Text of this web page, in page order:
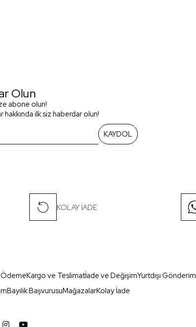
Olun
abone olun!
ilk siz haberdar olun!
KAYDOL
KOLAY İADE
ÖdemeKargo ve Teslimatİade ve DeğişimYurtdışı Gönderim
Bayilik BaşvurusuMağazalarKolay İade